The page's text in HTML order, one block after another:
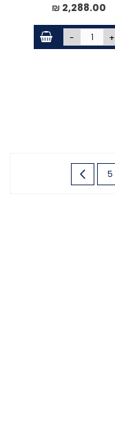
2,288.00 ₪
- +
דף
5